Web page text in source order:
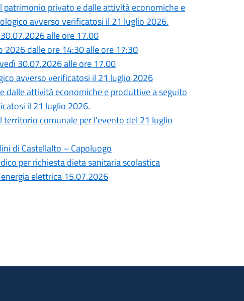
patrimonio privato e dalle attività economiche e
avverso verificatosi il 21 luglio 2026.
alle ore 17.00
dalle ore 14:30 alle ore 17:30
30.07.2026 alle ore 17.00
avverso verificatosi il 21 luglio 2026
dalle attività economiche e produttive a seguito
il 21 luglio 2026.
comunale per l'evento del 21 luglio
di Castellalto – Capoluogo
per richiesta dieta sanitaria scolastica
elettrica 15.07.2026